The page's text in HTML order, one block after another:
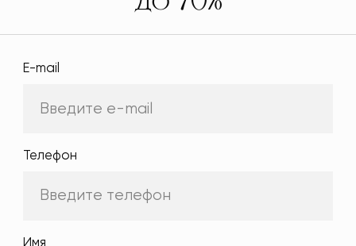
E-mail
Телефон
Имя